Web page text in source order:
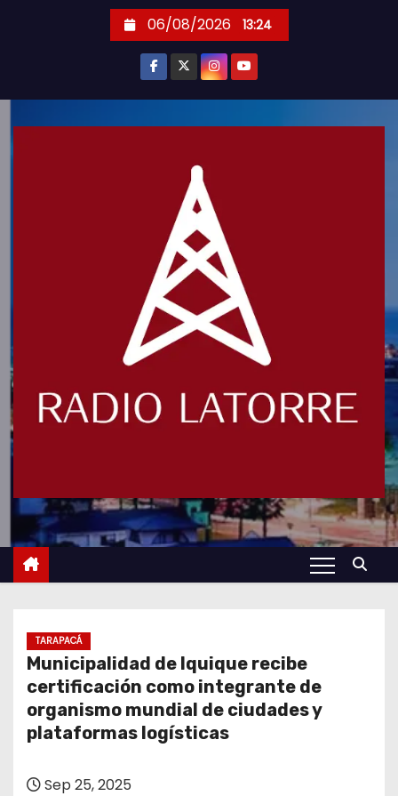
06/08/2026 13:24
TARAPACÁ
Municipalidad de Iquique recibe
certificación como integrante de
organismo mundial de ciudades y
plataformas logísticas
Sep 25, 2025